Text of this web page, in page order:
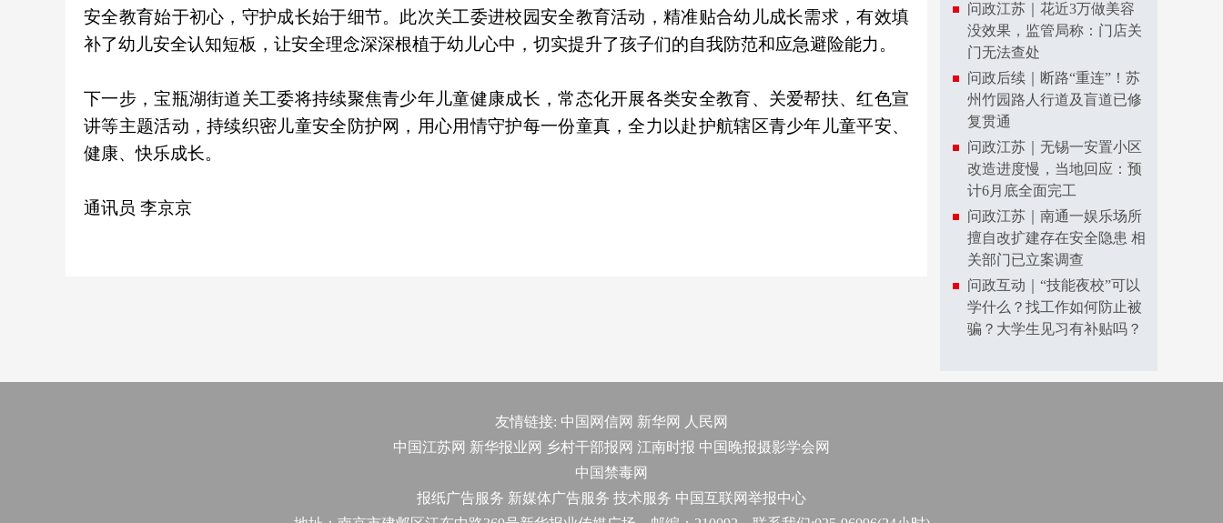
安全教育始于初心，守护成长始于细节。此次关工委进校园安全教育活动，精准贴合幼儿成长需求，有效填
补了幼儿安全认知短板，让安全理念深深根植于幼儿心中，切实提升了孩子们的自我防范和应急避险能力。
下一步，宝瓶湖街道关工委将持续聚焦青少年儿童健康成长，常态化开展各类安全教育、关爱帮扶、红色宣
讲等主题活动，持续织密儿童安全防护网，用心用情守护每一份童真，全力以赴护航辖区青少年儿童平安、
健康、快乐成长。
通讯员 李京京
问政江苏｜花近3万做美容
没效果，监管局称：门店关
门无法查处
问政后续｜断路“重连”！苏
州竹园路人行道及盲道已修
复贯通
问政江苏｜无锡一安置小区
改造进度慢，当地回应：预
计6月底全面完工
问政江苏｜南通一娱乐场所
擅自改扩建存在安全隐患 相
关部门已立案调查
问政互动｜“技能夜校”可以
学什么？找工作如何防止被
骗？大学生见习有补贴吗？
友情链接: 中国网信网 新华网
人民网
中国江苏网 新华报业网 乡村干部报网 江南时报 中国晚报摄影学会网
中国禁毒网
报纸广告服务 新媒体广告服务 技术服务 中国互联网举报中心